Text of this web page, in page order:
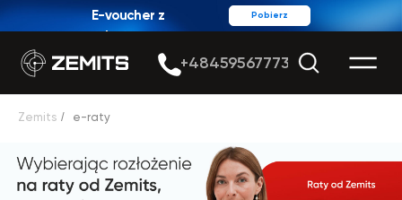
Pobierz
E-voucher z
rabatem
Zemits / e-raty